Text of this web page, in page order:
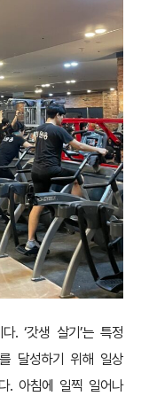
. ‘갓생 살기’는 특정
달성하기 위해 일상
. 아침에 일찍 일어나